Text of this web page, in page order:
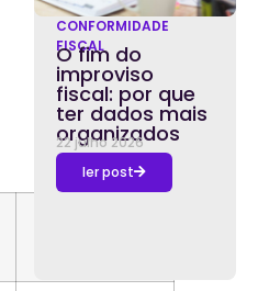
CONFORMIDADE
FISCAL
O fim do
improviso
fiscal: por que
ter dados mais
organizados
22 julho 2026
ler post